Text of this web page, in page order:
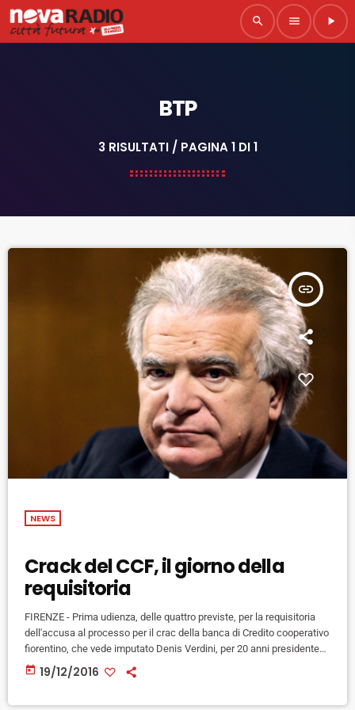
search menu play_arrow
BTP
3 RISULTATI / PAGINA 1 DI 1
insert_link
NEWS
Crack del CCF, il giorno della
requisitoria
FIRENZE - Prima udienza, delle quattro previste, per la requisitoria
dell'accusa al processo per il crac della banca di Credito cooperativo
fiorentino, che vede imputato Denis Verdini, per 20 anni presidente
dell'istituto di credito, e altre 43 persone. Il senatore leader di Ala, per
20 anni presidente del Ccf, è presente stamani in aula. Deve
today 19/12/2016